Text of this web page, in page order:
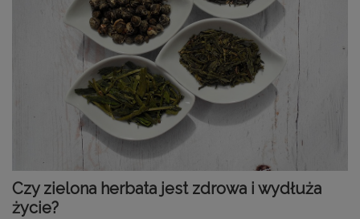
Czy zielona herbata jest zdrowa i wydłuża
życie?